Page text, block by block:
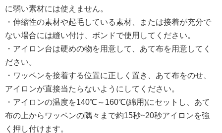
に弱い素材には使えません。
・伸縮性の素材や起毛している素材、または接着が充分で
ない場合には縫い付け、ボンドで使用してください。
・アイロン台は硬めの物を用意して、あて布を用意してく
ださい。
・ワッペンを接着する位置に正しく置き、あて布をのせ、
アイロンが直接当たらないようにしてください。
・アイロンの温度を140℃～160℃(綿用)にセットし、あて
布の上からワッペンの隅々まで約15秒~20秒アイロンを強
く押し付けます。